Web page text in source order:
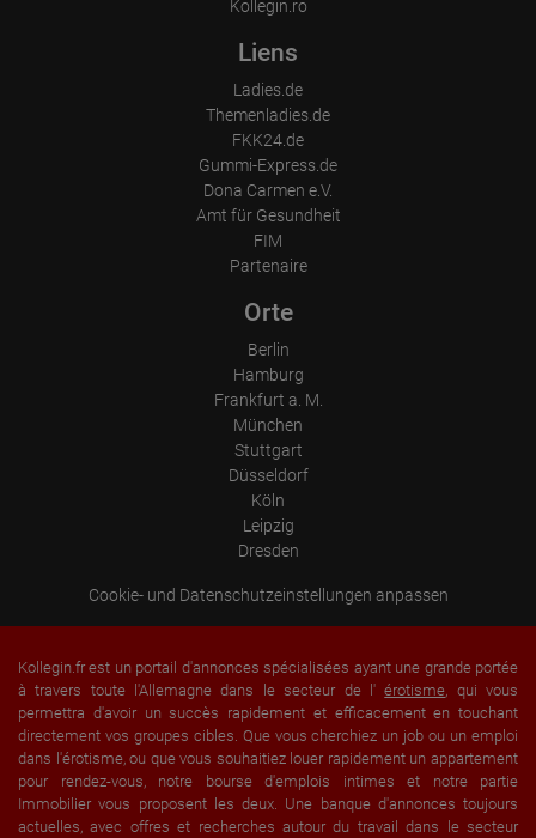
Kollegin.ro
Liens
Ladies.de
Themenladies.de
FKK24.de
Gummi-Express.de
Dona Carmen e.V.
Amt für Gesundheit
FIM
Partenaire
Orte
Berlin
Hamburg
Frankfurt a. M.
München
Stuttgart
Düsseldorf
Köln
Leipzig
Dresden
Cookie- und Datenschutzeinstellungen anpassen
Kollegin.fr est un portail d'annonces spécialisées ayant une grande portée
à travers toute l'Allemagne dans le secteur de l'érotisme , qui vous
permettra d'avoir un succès rapidement et efficacement en touchant
directement vos groupes cibles. Que vous cherchiez un job ou un emploi
dans l'érotisme, ou que vous souhaitiez louer rapidement un appartement
pour rendez-vous, notre bourse d'emplois intimes et notre partie
Immobilier vous proposent les deux. Une banque d'annonces toujours
actuelles, avec offres et recherches autour du travail dans le secteur